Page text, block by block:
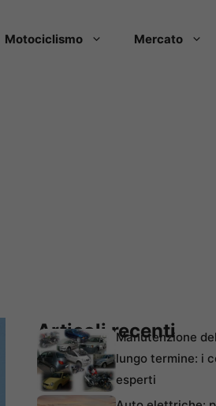
Motociclismo Mercato
Articoli recenti
Manutenzione
lungo termine: i
esperti